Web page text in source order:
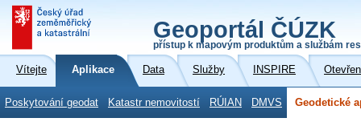
Geoportál ČÚZK
přístup k mapovým produktům a službám
Vítejte Aplikace Data Služby INSPIRE
Poskytování geodat Katastr nemovitostí RÚIAN DMVS Geodetické